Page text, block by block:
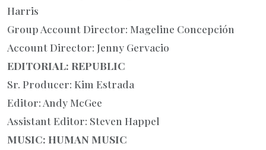
Harris
Group Account Director: Mageline Concepción
Account Director: Jenny Gervacio
EDITORIAL: REPUBLIC
Sr. Producer: Kim Estrada
Editor: Andy McGee
Assistant Editor: Steven Happel
MUSIC: HUMAN MUSIC